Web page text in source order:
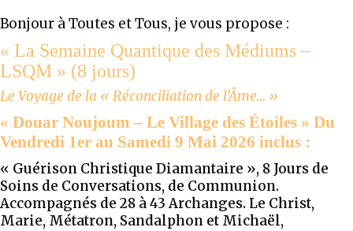
Bonjour à Toutes et Tous, je vous propose :
« La Semaine Quantique des Médiums –
LSQM » (8 jours)
Le Voyage de la « Réconciliation de l’Âme… »
« Douar Noujoum – Le Village des Étoiles » Du
Vendredi 1er au Samedi 9 Mai 2026 inclus :
« Guérison Christique Diamantaire », 8 Jours de
Soins de Conversations, de Communion.
Accompagnés de 28 à 43 Archanges. Le Christ,
Marie, Métatron, Sandalphon et Michaël,